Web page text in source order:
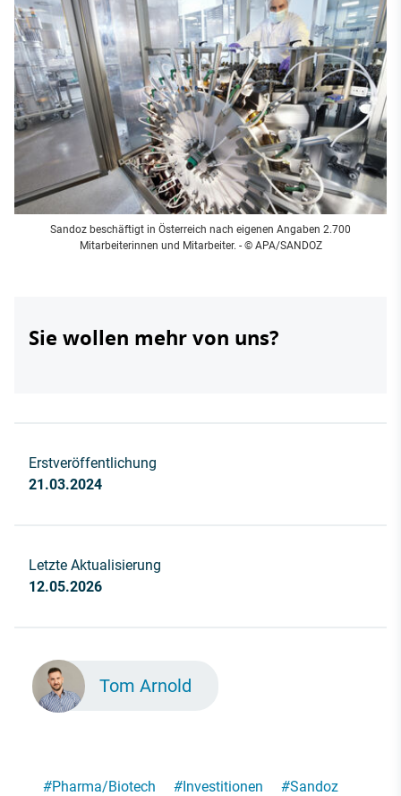
Sandoz beschäftigt in Österreich nach eigenen Angaben 2.700
Mitarbeiterinnen und Mitarbeiter. - © APA/SANDOZ
Sie wollen mehr von uns?
Erstveröffentlichung
21.03.2024
Letzte Aktualisierung
12.05.2026
Tom Arnold
#Pharma/Biotech #Investitionen #Sandoz